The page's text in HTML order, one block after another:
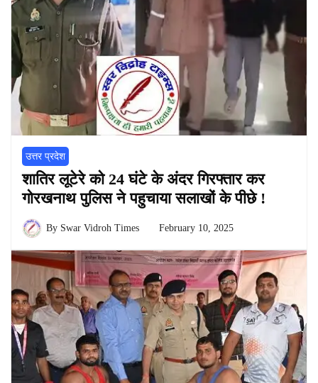
उत्तर प्रदेश
शातिर लूटेरे को 24 घंटे के अंदर गिरफ्तार कर
गोरखनाथ पुलिस ने पहुचाया सलाखों के पीछे !
By Swar Vidroh Times February 10, 2025